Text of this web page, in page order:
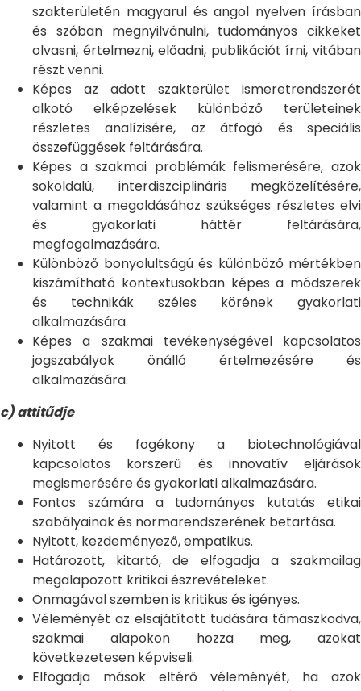
szakterületén magyarul és angol nyelven írásban
és szóban megnyilvánulni, tudományos cikkeket
olvasni, értelmezni, előadni, publikációt írni, vitában
részt venni.
Képes az adott szakterület ismeretrendszerét
alkotó elképzelések különböző területeinek
részletes analízisére, az átfogó és speciális
összefüggések feltárására.
Képes a szakmai problémák felismerésére, azok
sokoldalú, interdiszciplináris megközelítésére,
valamint a megoldásához szükséges részletes elvi
és gyakorlati háttér feltárására,
megfogalmazására.
Különböző bonyolultságú és különböző mértékben
kiszámítható kontextusokban képes a módszerek
és technikák széles körének gyakorlati
alkalmazására.
Képes a szakmai tevékenységével kapcsolatos
jogszabályok önálló értelmezésére és
alkalmazására.
c) attitűdje
Nyitott és fogékony a biotechnológiával
kapcsolatos korszerű és innovatív eljárások
megismerésére és gyakorlati alkalmazására.
Fontos számára a tudományos kutatás etikai
szabályainak és normarendszerének betartása.
Nyitott, kezdeményező, empatikus.
Határozott, kitartó, de elfogadja a szakmailag
megalapozott kritikai észrevételeket.
Önmagával szemben is kritikus és igényes.
Véleményét az elsajátított tudására támaszkodva,
szakmai alapokon hozza meg, azokat
következetesen képviseli.
Elfogadja mások eltérő véleményét, ha azok